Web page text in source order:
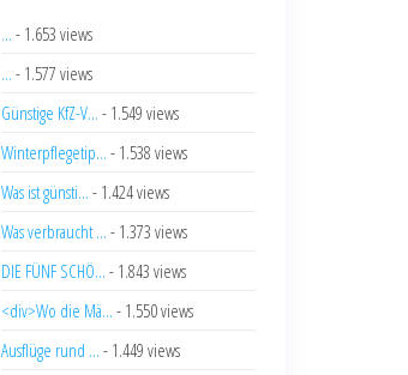
... - 1.653 views
... - 1.577 views
Günstige KfZ-V... - 1.549 views
Winterpflegetip... - 1.538 views
Was ist günsti... - 1.424 views
Was verbraucht ... - 1.373 views
DIE FÜNF SCHÖ... - 1.843 views
<div>Wo die Mä... - 1.550 views
Ausflüge rund ... - 1.449 views